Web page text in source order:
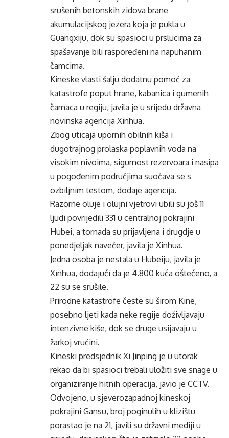
srušenih betonskih zidova brane
akumulacijskog jezera koja je pukla u
Guangxiju, dok su spasioci u prslucima za
spašavanje bili raspoređeni na napuhanim
čamcima.
Kineske vlasti šalju dodatnu pomoć za
katastrofe poput hrane, kabanica i gumenih
čamaca u regiju, javila je u srijedu državna
novinska agencija Xinhua.
Zbog uticaja upornih obilnih kiša i
dugotrajnog prolaska poplavnih voda na
visokim nivoima, sigurnost rezervoara i nasipa
u pogođenim područjima suočava se s
ozbiljnim testom, dodaje agencija.
Razorne oluje i olujni vjetrovi ubili su još 11
ljudi povrijedili 331 u centralnoj pokrajini
Hubei, a tornada su prijavljena i drugdje u
ponedjeljak navečer, javila je Xinhua.
Jedna osoba je nestala u Hubeiju, javila je
Xinhua, dodajući da je 4.800 kuća oštećeno, a
22 su se srušile.
Prirodne katastrofe česte su širom Kine,
posebno ljeti kada neke regije doživljavaju
intenzivne kiše, dok se druge usijavaju u
žarkoj vrućini.
Kineski predsjednik Xi Jinping je u utorak
rekao da bi spasioci trebali uložiti sve snage u
organiziranje hitnih operacija, javio je CCTV.
Odvojeno, u sjeverozapadnoj kineskoj
pokrajini Gansu, broj poginulih u klizištu
porastao je na 21, javili su državni mediji u